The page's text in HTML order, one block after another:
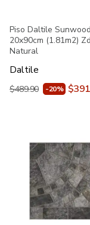
Piso Daltile Sunwood
20x90cm (1.81m2)
Natural
Daltile
$489.90 -20%